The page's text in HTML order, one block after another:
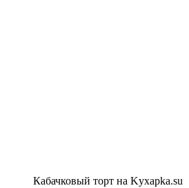
Кабачковый торт на Kyxapka.su